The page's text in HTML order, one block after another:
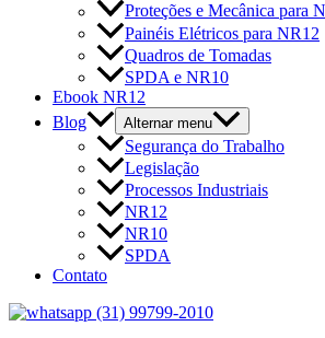
Proteções e Mecânica para
Painéis Elétricos para NR12
Quadros de Tomadas
SPDA e NR10
Ebook NR12
Blog
Alternar menu
Segurança do Trabalho
Legislação
Processos Industriais
NR12
NR10
SPDA
Contato
(31) 99799-2010